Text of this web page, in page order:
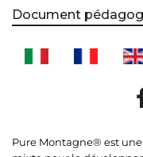
Document
Pure Montagne® est